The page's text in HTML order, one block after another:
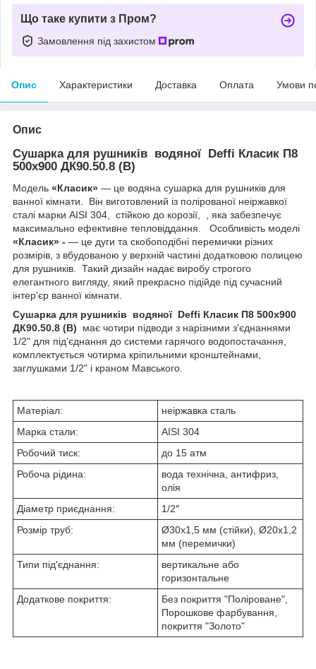
Що таке купити з Пром?
Замовлення під захистом
Опис Характеристики Доставка Оплата Умови
Опис
Сушарка для рушників водяної Deffi Класик П8
500x900 ДК90.50.8 (В)
Модель «Класик» — це водяна сушарка для рушників для
ванної кімнати. Він виготовлений із полірованої неіржавкої
сталі марки AISI 304, стійкою до корозії, , яка забезпечує
максимально ефективне тепловіддання. Особливість моделі
«Класик» - — це дуги та скобоподібні перемички різних
розмірів, з вбудованою у верхній частині додатковою полицею
для рушників. Такий дизайн надає виробу строгого
елегантного вигляду, який прекрасно підійде під сучасний
інтер'єр ванної кімнати.
Сушарка для рушників водяної Deffi Класик П8 500x900
ДК90.50.8 (В)
має чотири підводи з нарізними з'єднаннями
1/2" для під'єднання до системи гарячого водопостачання,
комплектується чотирма кріпильними кронштейнами,
заглушками 1/2" і краном Мавського.
Матеріал:
неіржавка сталь
Марка стали:
AISI 304
Робочий тиск:
до 15 атм
Робоча рідина:
вода технічна, антифриз,
олія
Діаметр приєднання:
1/2″
Розмір труб:
Ø30х1,5 мм (стійки), Ø20х1,2
мм (перемички)
Типи під'єднання:
вертикальне або
горизонтальне
Додаткове покриття:
Без покриття "Поліроване",
Порошкове фарбування,
покриття "Золото"